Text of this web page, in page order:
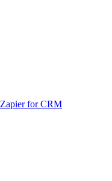
Zapier for CRM